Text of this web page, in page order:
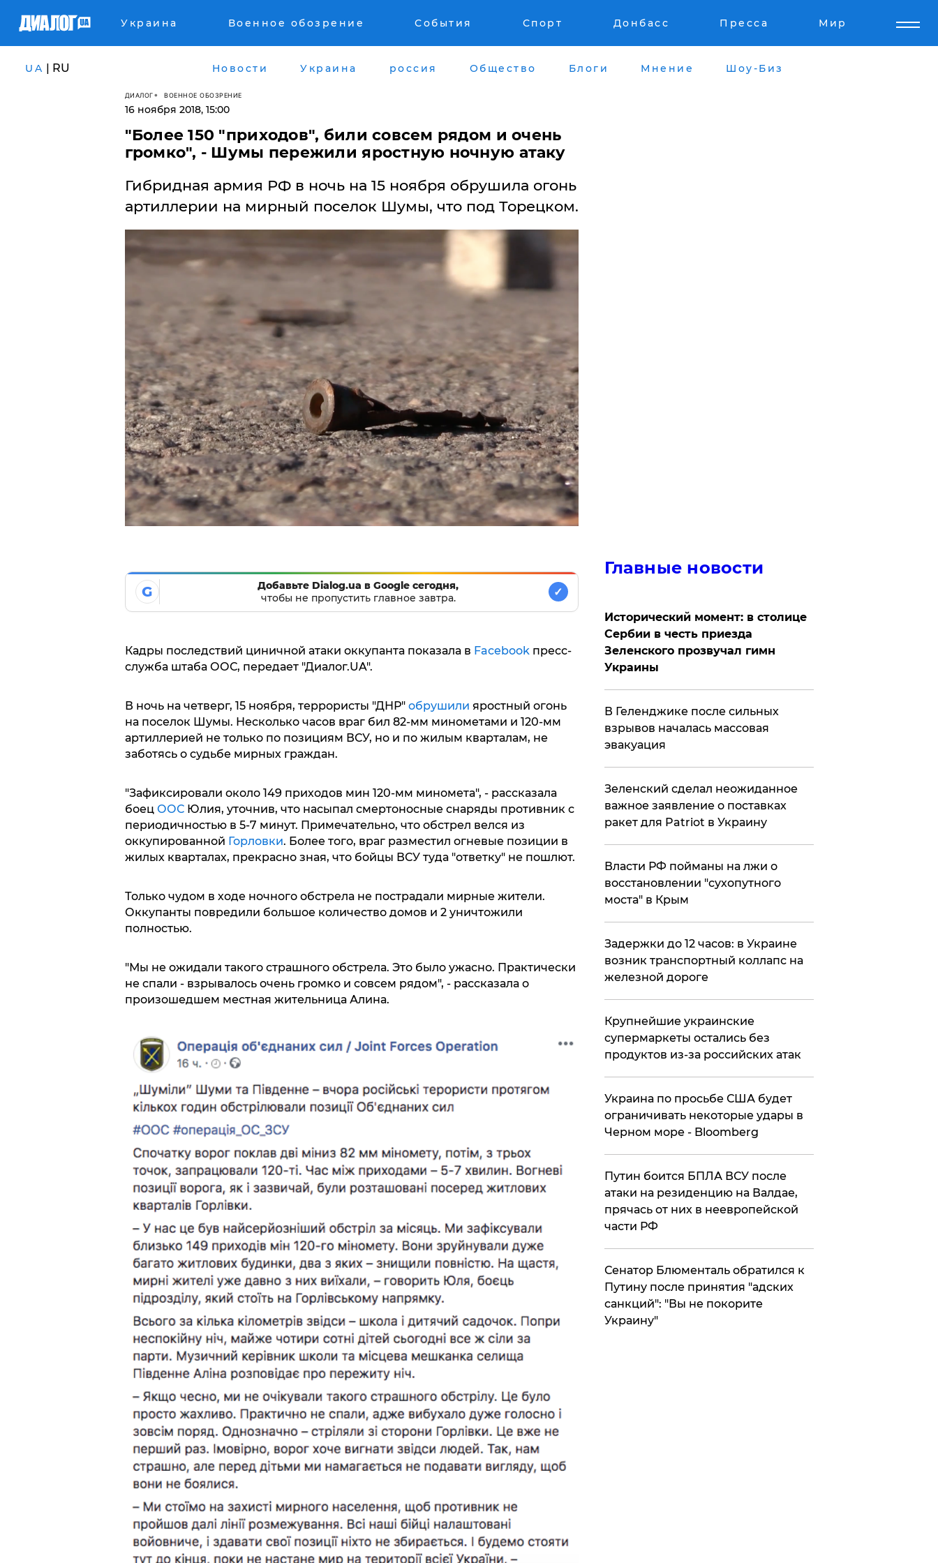
Украина Военное обозрение События Спорт Донбасс Пресса Мир
UA | RU Новости Украина россия Общество Блоги Мнение Шоу-Биз
ДИАЛОГ ВОЕННОЕ ОБОЗРЕНИЕ
16 ноября 2018, 15:00
​"Более 150 "приходов", били совсем рядом и очень
громко", - Шумы пережили яростную ночную атаку
Гибридная армия РФ в ночь на 15 ноября обрушила огонь
артиллерии на мирный поселок Шумы, что под Торецком.
G
Добавьте Dialog.ua в Google сегодня,
чтобы не пропустить главное завтра.
✓
Кадры последствий циничной атаки оккупанта показала в Facebookпресс-
служба штаба ООС, передает "Диалог.UA".
В ночь на четверг, 15 ноября, террористы "ДНР" обрушили яростный огонь
на поселок Шумы. Несколько часов враг бил 82-мм минометами и 120-мм
артиллерией не только по позициям ВСУ, но и по жилым кварталам, не
заботясь о судьбе мирных граждан.
"Зафиксировали около 149 приходов мин 120-мм миномета", - рассказала
боец ООСЮлия, уточнив, что насыпал смертоносные снаряды противник с
периодичностью в 5-7 минут. Примечательно, что обстрел велся из
оккупированной Горловки. Более того, враг разместил огневые позиции в
жилых кварталах, прекрасно зная, что бойцы ВСУ туда "ответку" не пошлют.
Только чудом в ходе ночного обстрела не пострадали мирные жители.
Оккупанты повредили большое количество домов и 2 уничтожили
полностью.
"Мы не ожидали такого страшного обстрела. Это было ужасно. Практически
не спали - взрывалось очень громко и совсем рядом", - рассказала о
произошедшем местная жительница Алина.
Главные новости
Исторический момент: в столице
Сербии в честь приезда
Зеленского прозвучал гимн
Украины
В Геленджике после сильных
взрывов началась массовая
эвакуация
Зеленский сделал неожиданное
важное заявление о поставках
ракет для Patriot в Украину
Власти РФ пойманы на лжи о
восстановлении "сухопутного
моста" в Крым
Задержки до 12 часов: в Украине
возник транспортный коллапс на
железной дороге
Крупнейшие украинские
супермаркеты остались без
продуктов из-за российских атак
Украина по просьбе США будет
ограничивать некоторые удары в
Черном море - Bloomberg
Путин боится БПЛА ВСУ после
атаки на резиденцию на Валдае,
прячась от них в неевропейской
части РФ
Сенатор Блюменталь обратился к
Путину после принятия "адских
санкций": "Вы не покорите
Украину"